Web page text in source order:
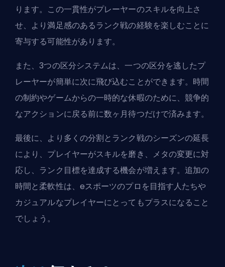
ります。この一貫性がプレーヤーのスキルを向上さ
せ、より満足感のあるランク戦の経験を楽しむことに
寄与する可能性があります。
また、3つの区分システムは、一つの区分を逃したプ
レーヤーが簡単に次に飛び込むことができます。時間
の制約やゲームからの一時的な休暇のために、競争的
なアクションに戻る前に数ヶ月待つだけで済みます。
最後に、より多くの分割とランク戦のシーズンの延長
により、プレイヤーがスキルを磨き、メタの変更に対
応し、ランク目標を達成する機会が増えます。追加の
時間と柔軟性は、eスポーツのプロを目指す人たちや
カジュアルなプレイヤーにとってもプラスになること
でしょう。